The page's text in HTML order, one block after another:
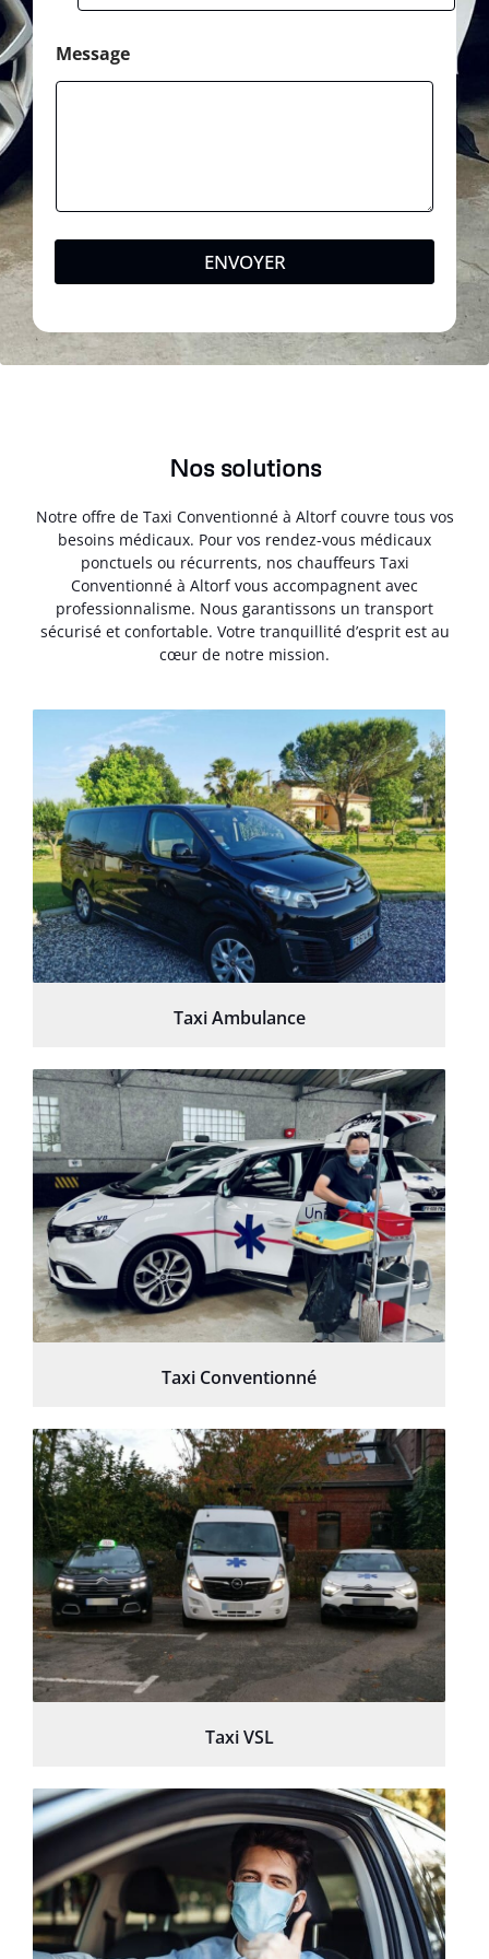
Message
ENVOYER
Nos solutions
Notre offre de Taxi Conventionné à Altorf couvre tous vos
besoins médicaux. Pour vos rendez-vous médicaux
ponctuels ou récurrents, nos chauffeurs Taxi
Conventionné à Altorf vous accompagnent avec
professionnalisme. Nous garantissons un transport
sécurisé et confortable. Votre tranquillité d’esprit est au
cœur de notre mission.
Taxi Ambulance
Taxi Conventionné
Taxi VSL